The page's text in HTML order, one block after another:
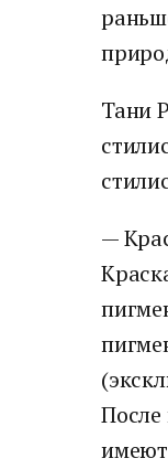
Тани
—
имеют